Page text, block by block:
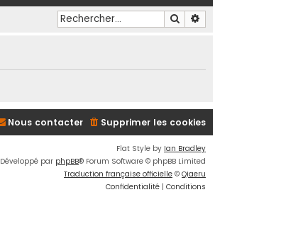
Rechercher
Supprimer les cookies
Nous contacter
Flat Style by Ian Bradley
Développé par phpBB® Forum Software © phpBB Limited
Traduction française officielle © Qiaeru
Confidentialité | Conditions